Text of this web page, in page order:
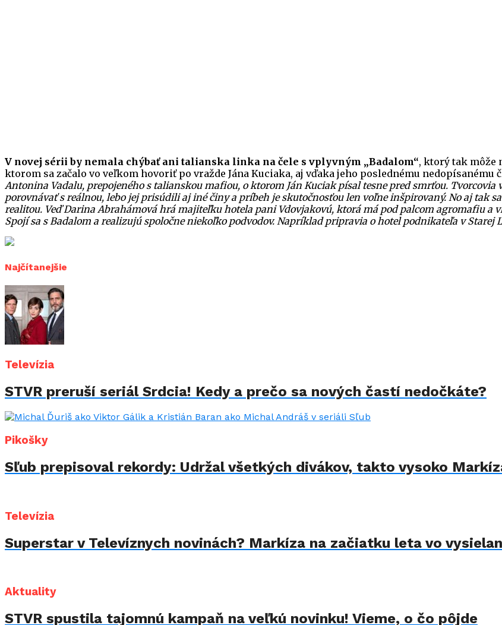
V novej sérii by nemala chýbať ani talianska linka na čele s vplyvným „Badalom“, ktorý tak môže
ktorom sa začalo vo veľkom hovoriť po vražde Jána Kuciaka, aj vďaka jeho poslednému nedopísanému
Antonina Vadalu, prepojeného s talianskou mafiou, o ktorom Ján Kuciak písal tesne pred smrťou.
porovnávať s reálnou, lebo jej prisúdili aj iné činy a príbeh je skutočnosťou len voľne inšpirovaný. No aj tak
realitou. Veď Darina Abrahámová hrá majiteľku hotela pani Vdovjakovú, ktorá má pod palcom agromafiu a
Spojí sa s Badalom a realizujú spoločne niekoľko podvodov. Napríklad pripravia o hotel podnikateľa v Starej
Najčítanejšie
Televízia
STVR preruší seriál Srdcia! Kedy a prečo sa nových častí nedočkáte?
Pikošky
Sľub prepisoval rekordy: Udržal všetkých divákov, takto vysoko
Televízia
Superstar v Televíznych novinách? Markíza na začiatku leta vo
Aktuality
STVR spustila tajomnú kampaň na veľkú novinku! Vieme, o čo pôjde